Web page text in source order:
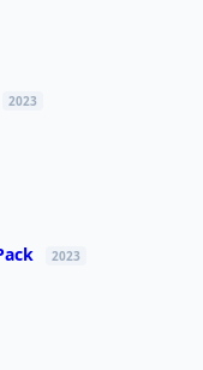
2023
2023